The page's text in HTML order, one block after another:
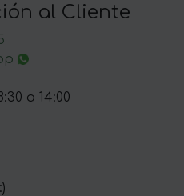
al Cliente
a 14:00